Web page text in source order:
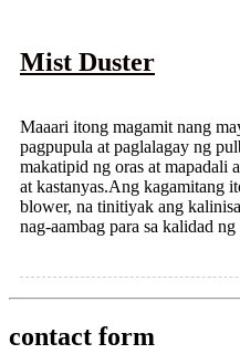
Mist Duster
Maaari itong magamit nang
pagpupula at paglalagay ng
makatipid ng oras at mapadali
at kastanyas.Ang kagamitang
blower, na tinitiyak ang
nag-aambag para sa kalidad
contact form